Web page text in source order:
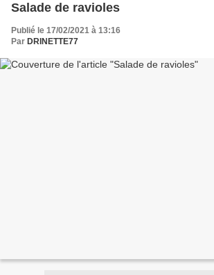
Salade de ravioles
Publié le 17/02/2021 à 13:16
Par DRINETTE77